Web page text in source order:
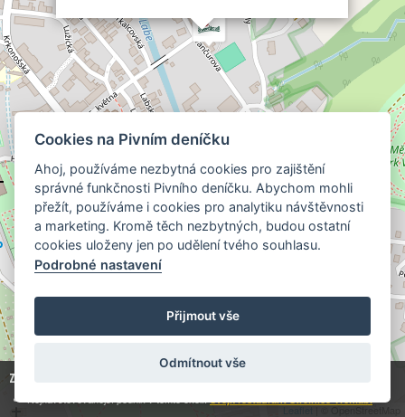
2
10
3
Volba sládků Hrdinům za 65,00 Kč
Volba sládků Le Piveau Session IPA za 55,00 Kč
Volba sládků Nazdar za 55,00 Kč
Volba Sládků Pšeničný Prior za 55,00 Kč
Volba sládků Sand Ale za 55,00 Kč
Volba sládků Vítěz Grisette za 55,00 Kč
Leaflet| © OpenStreetMap
Zobrazuji
Švejk restaurant Střelnice Vrchlabí
Cookies na Pivním deníčku
Ahoj, používáme nezbytná cookies pro zajištění
správné funkčnosti Pivního deníčku. Abychom mohli
přežít, používáme i cookies pro analytiku návštěvnosti
a marketing. Kromě těch nezbytných, budou ostatní
cookies uloženy jen po udělení tvého souhlasu.
Podrobné nastavení
Přijmout vše
Odmítnout vše